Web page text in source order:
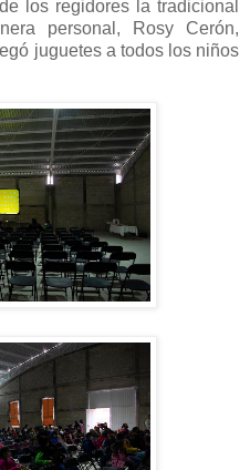
los regidores la tradicional
personal, Rosy Cerón,
juguetes a todos los niños